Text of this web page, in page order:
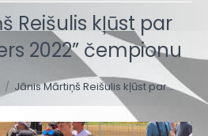
Reišulis kļūst par
2022” čempionu
Jānis Mārtiņš Reišulis kļūst par…